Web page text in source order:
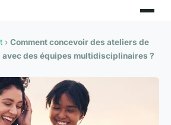
› Comment concevoir des ateliers de
des équipes multidisciplinaires ?